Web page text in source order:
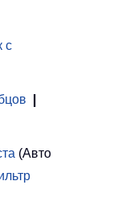
с
(Авто